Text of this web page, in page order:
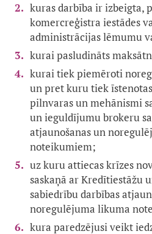
kuras darbība ir izbeigta,
komercreģistra iestādes
administrācijas lēmumu
kurai pasludināts
kurai tiek piemēroti
un pret kuru tiek
pilnvaras un mehānismi
un ieguldījumu brokeru
atjaunošanas un
noteikumiem;
uz kuru attiecas krīzes
saskaņā ar Kredītiestāžu
sabiedrību darbības
noregulējuma likuma
kura paredzējusi veikt